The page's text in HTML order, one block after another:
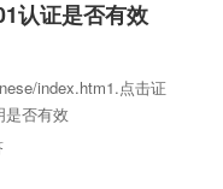
认证是否有效
index.htm1.点击证
是否有效